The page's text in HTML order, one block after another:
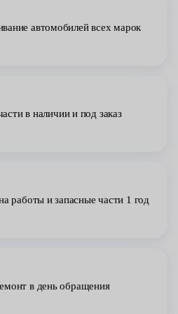
автомобилей всех марок
в наличии и под заказ
работы и запасные части 1 год
в день обращения